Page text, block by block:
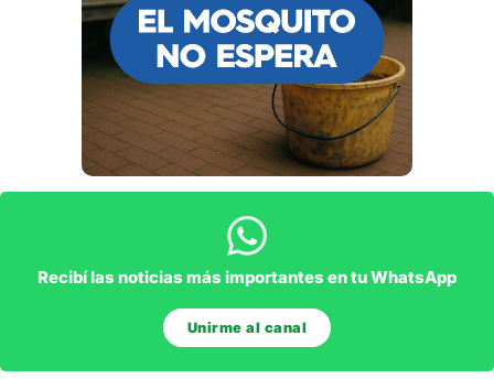
Recibí las noticias más importantes en tu WhatsApp
Unirme al canal